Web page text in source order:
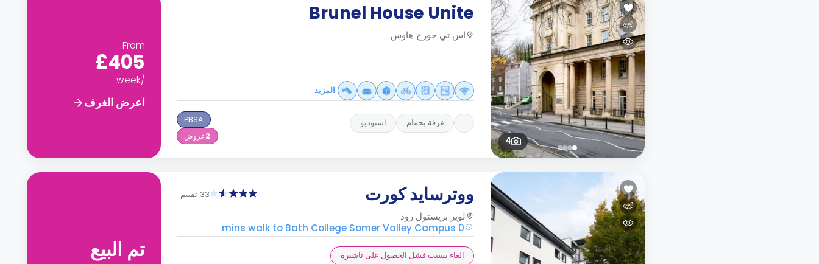
4
Brunel House Unite
اس تي جورج هاوس
المزيد
غرفة بحمام استوديو
PBSA
2عروض
From
£405
/week
اعرض الغرف
ووترسايد كورت 33 تقييم
لوير بريستول رود
0 mins walk to Bath College Somer Valley Campus
الغاء بسبب فشل الحصول على تاشيرة تم البيع